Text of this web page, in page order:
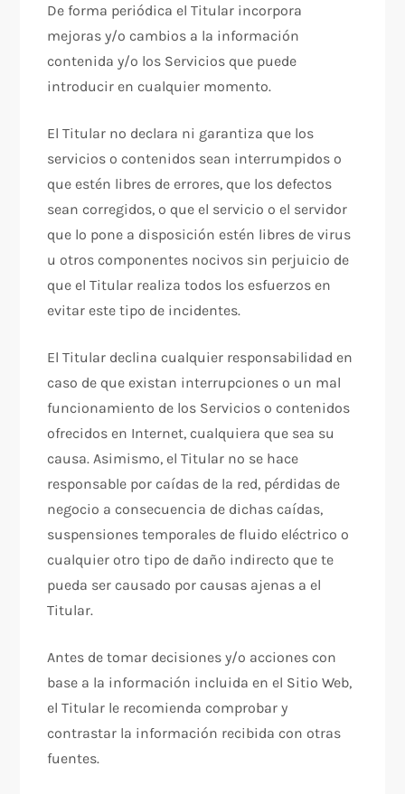
De forma periódica el Titular incorpora
mejoras y/o cambios a la información
contenida y/o los Servicios que puede
introducir en cualquier momento.
El Titular no declara ni garantiza que los
servicios o contenidos sean interrumpidos o
que estén libres de errores, que los defectos
sean corregidos, o que el servicio o el servidor
que lo pone a disposición estén libres de virus
u otros componentes nocivos sin perjuicio de
que el Titular realiza todos los esfuerzos en
evitar este tipo de incidentes.
El Titular declina cualquier responsabilidad en
caso de que existan interrupciones o un mal
funcionamiento de los Servicios o contenidos
ofrecidos en Internet, cualquiera que sea su
causa. Asimismo, el Titular no se hace
responsable por caídas de la red, pérdidas de
negocio a consecuencia de dichas caídas,
suspensiones temporales de fluido eléctrico o
cualquier otro tipo de daño indirecto que te
pueda ser causado por causas ajenas a el
Titular.
Antes de tomar decisiones y/o acciones con
base a la información incluida en el Sitio Web,
el Titular le recomienda comprobar y
contrastar la información recibida con otras
fuentes.